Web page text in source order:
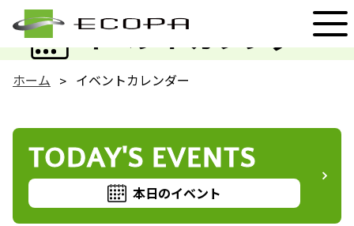
イベントカレンダー
EVENT
ホーム イベントカレンダー
TODAY'S EVENTS
本日のイベント